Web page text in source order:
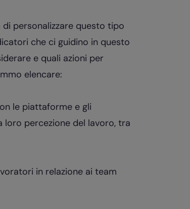
personalizzare questo tipo
che ci guidino in questo
e quali azioni per
elencare:
le piattaforme e gli
loro percezione del lavoro, tra
in relazione ai team